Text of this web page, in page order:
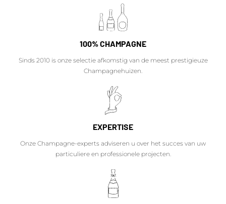
100% CHAMPAGNE
Sinds 2010 is onze selectie afkomstig van de meest prestigieuze
Champagnehuizen.
EXPERTISE
Onze Champagne-experts adviseren u over het succes van uw
particuliere en professionele projecten.